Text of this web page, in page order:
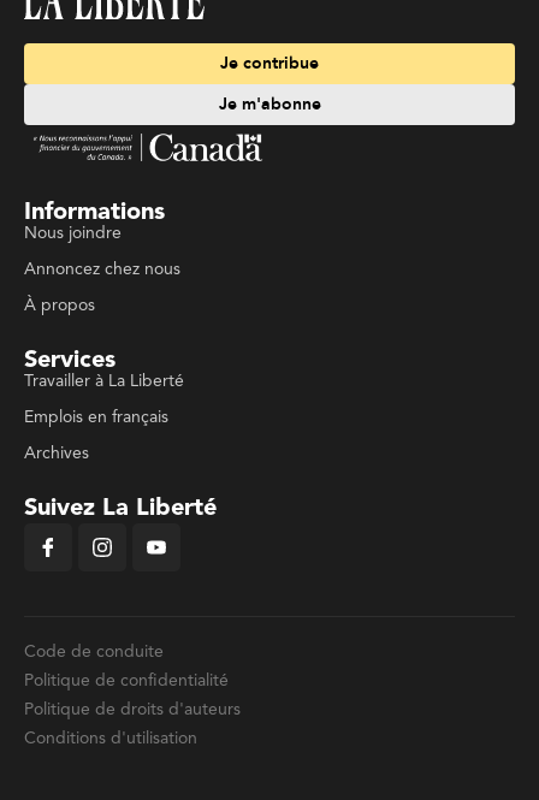
Je contribue
Je m'abonne
Informations
Nous joindre
Annoncez chez nous
À propos
Services
Travailler à La Liberté
Emplois en français
Archives
Suivez La Liberté
Code de conduite
Politique de confidentialité
Politique de droits d'auteurs
Conditions d'utilisation